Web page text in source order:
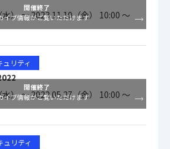
） ～ 2023.11.10（金） 10:00 ～
開催終了
イブ情報がご覧いただけます
ュリティ
） ～ 2022.05.27（金） 10:00 ～
開催終了
イブ情報がご覧いただけます
ュリティ